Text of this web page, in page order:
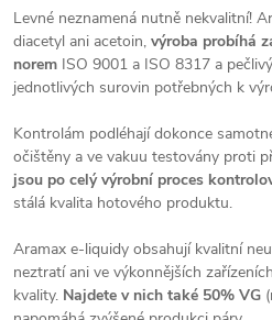
Levné neznamená nutně nekvalitní!
diacetyl ani acetoin, výroba probíhá
norem ISO 9001 a ISO 8317 a
jednotlivých surovin potřebných k
Kontrolám podléhají dokonce
očištěny a ve vakuu testovány proti
jsou po celý výrobní proces
stálá kvalita hotového produktu.
Aramax e-liquidy obsahují kvalitní
neztratí ani ve výkonnějších
kvality. Najdete v nich také 50% VG